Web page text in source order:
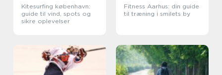
Kitesurfing københavn:
guide til vind, spots og
sikre oplevelser
Fitness Aarhus: din guide
til træning i smilets by